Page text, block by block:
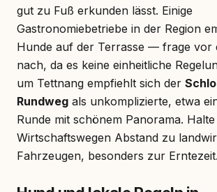
gut zu Fuß erkunden lässt. Einige
Gastronomiebetriebe in der Region
Hunde auf der Terrasse — frage vor
nach, da es keine einheitliche
um Tettnang empfiehlt sich der
Rundweg als unkomplizierte, etwa
Runde mit schönem Panorama.
Wirtschaftswegen Abstand zu
Fahrzeugen, besonders zur Erntezeit.